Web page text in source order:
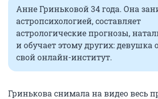
Анне Гриньковой 34 года. Она
астропсихологией, составляет
астрологические прогнозы,
и обучает этому других: девушка
свой онлайн-институт.
Гринькова снимала на видео весь